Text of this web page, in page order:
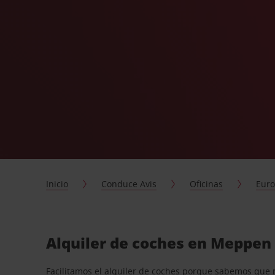
Inicio Conduce Avis Oficinas
Alquiler de coches en
Facilitamos el alquiler de coches porque sabemos